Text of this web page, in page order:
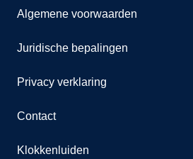
Algemene voorwaarden
Juridische bepalingen
Privacy verklaring
Contact
Klokkenluiden